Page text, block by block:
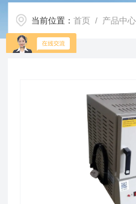
当前位置：首页 / 产品中心